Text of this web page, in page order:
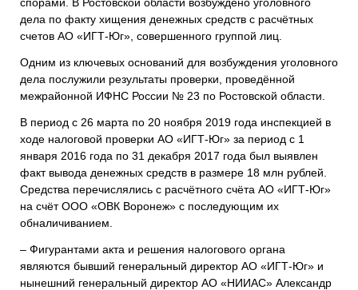
дела по факту хищения денежных средств с расчётных
счетов АО «ИГТ-Юг», совершенного группой лиц.
Одним из ключевых оснований для возбуждения уголовного
дела послужили результаты проверки, проведённой
межрайонной ИФНС России № 23 по Ростовской области.
В период с 26 марта по 20 ноября 2019 года инспекцией в
ходе налоговой проверки АО «ИГТ-Юг» за период с 1
января 2016 года по 31 декабря 2017 года был выявлен
факт вывода денежных средств в размере 18 млн рублей.
Средства перечислялись с расчётного счёта АО «ИГТ-Юг»
на счёт ООО «ОВК Воронеж» с последующим их
обналичиванием.
– Фигурантами акта и решения налогового органа
являются бывший генеральный директор АО «ИГТ-Юг» и
нынешний генеральный директор АО «НИИАС» Александр